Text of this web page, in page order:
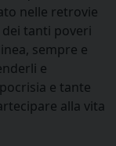
nelle retrovie
tanti poveri
sempre e
e
e tante
alla vita